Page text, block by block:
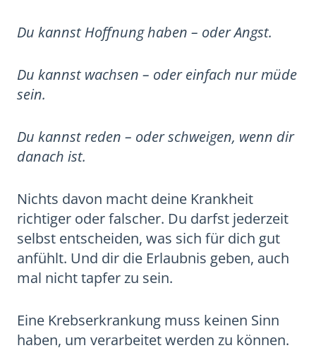
Du kannst Hoffnung haben – oder Angst.
Du kannst wachsen – oder einfach nur müde
sein.
Du kannst reden – oder schweigen, wenn dir
danach ist.
Nichts davon macht deine Krankheit
richtiger oder falscher. Du darfst jederzeit
selbst entscheiden, was sich für dich gut
anfühlt. Und dir die Erlaubnis geben, auch
mal nicht tapfer zu sein.
Eine Krebserkrankung muss keinen Sinn
haben, um verarbeitet werden zu können.